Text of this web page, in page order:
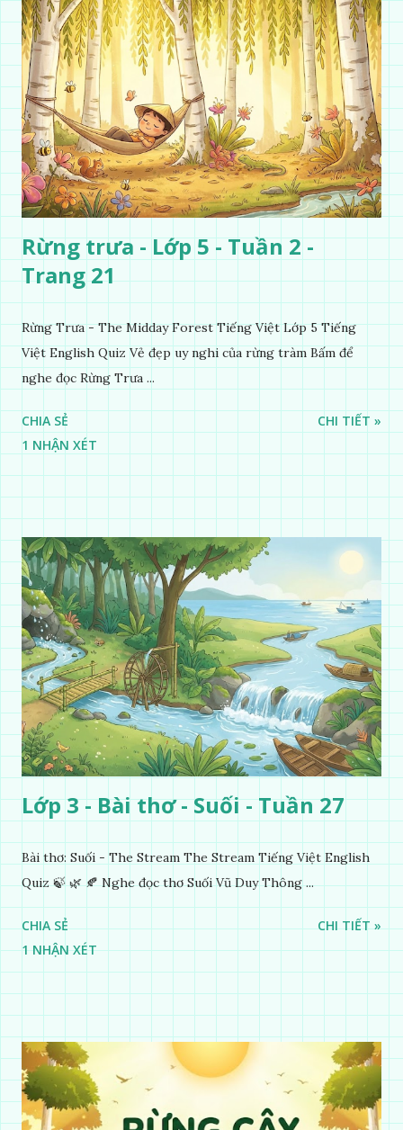
Rừng trưa - Lớp 5 - Tuần 2 -
Trang 21
Rừng Trưa - The Midday Forest Tiếng Việt Lớp 5 Tiếng
Việt English Quiz Vẻ đẹp uy nghi của rừng tràm Bấm để
nghe đọc Rừng Trưa ...
CHIA SẺ
1 NHẬN XÉT
CHI TIẾT »
Lớp 3 - Bài thơ - Suối - Tuần 27
Bài thơ: Suối - The Stream The Stream Tiếng Việt English
Quiz 🍃 🌿 🍂 Nghe đọc thơ Suối Vũ Duy Thông ...
CHIA SẺ
1 NHẬN XÉT
CHI TIẾT »